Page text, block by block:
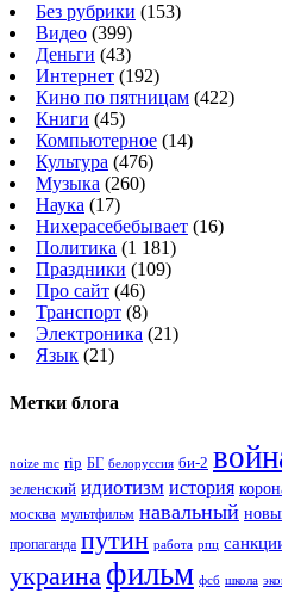
Без рубрики (153)
Видео (399)
Деньги (43)
Интернет (192)
Кино по пятницам (422)
Книги (45)
Компьютерное (14)
Культура (476)
Музыка (260)
Наука (17)
Нихерасебебывает (16)
Политика (1 181)
Праздники (109)
Про сайт (46)
Транспорт (8)
Электроника (21)
Язык (21)
Метки блога
noize mc rip БГ белоруссия би-2
зеленский идиотизм история
москва мультфильм навальный
пропаганда путин работа рпц
украина фильм фсб школа